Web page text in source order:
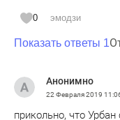
0 эмодзи
Показать ответы 1
Анонимно
22 Февраля 2019
прикольно, что